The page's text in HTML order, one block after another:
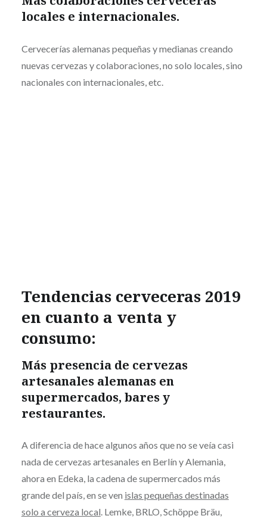
locales e internacionales.
Cervecerías alemanas pequeñas y medianas creando
nuevas cervezas y colaboraciones, no solo locales, sino
nacionales con internacionales, etc.
Tendencias cerveceras 2019
en cuanto a venta y
consumo:
Más presencia de cervezas
artesanales alemanas en
supermercados, bares y
restaurantes.
A diferencia de hace algunos años que no se veía casi
nada de cervezas artesanales en Berlín y Alemania,
ahora en Edeka, la cadena de supermercados más
grande del país, en se ven islas pequeñas destinadas
solo a cerveza local. Lemke, BRLO, Schöppe Bräu,